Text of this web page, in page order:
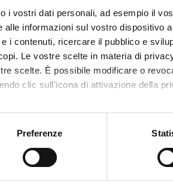
i vostri dati personali, ad esempio il
informazioni sul vostro dispositivo
i contenuti, ricercare il pubblico e
Le vostre scelte in materia di
scelte. È possibile modificare o
clic sull'icona di attivazione della
tua posizione geografica, con
Preferenze